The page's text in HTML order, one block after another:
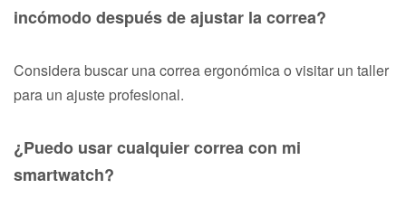
incómodo después de ajustar la correa?
Considera buscar una correa ergonómica o visitar un taller
para un ajuste profesional.
¿Puedo usar cualquier correa con mi
smartwatch?